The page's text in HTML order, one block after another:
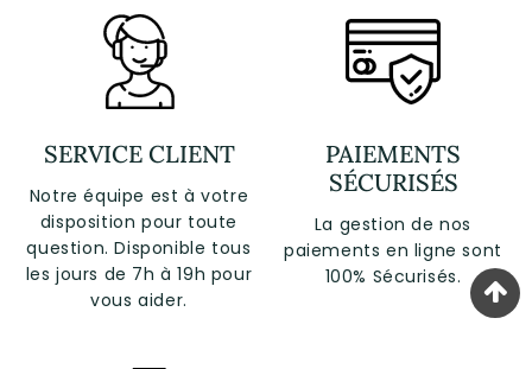
SERVICE CLIENT
Notre équipe est à votre
disposition pour toute
question. Disponible tous
les jours de 7h à 19h pour
vous aider.
PAIEMENTS
SÉCURISÉS
La gestion de nos
paiements en ligne sont
100% Sécurisés.